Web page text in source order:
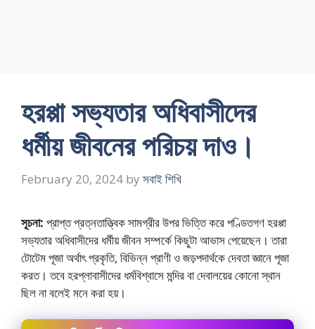
হরপ্পা সভ্যতার অধিবাসীদের
ধর্মীয় জীবনের পরিচয় দাও।
February 20, 2024 by সবাই শিখি
সূচনা: প্রাপ্ত প্রত্নতাত্ত্বিক সামগ্রীর উপর ভিত্তি করে পণ্ডিতগণ হরপ্পা
সভ্যতার অধিবাসীদের ধর্মীয় জীবন সম্পর্কে কিছুটা আভাস পেয়েছেন। তারা
টোটেম পূজা অর্থাৎ প্রকৃতি, বিভিন্ন প্রাণী ও জড়পদার্থকে দেবতা জ্ঞানে পূজা
করত। তবে হরপ্লাবাসীদের ধর্মবিশ্বাসে মন্দির বা দেবালয়ের কোনো স্থান
ছিল না বলেই মনে করা হয়।